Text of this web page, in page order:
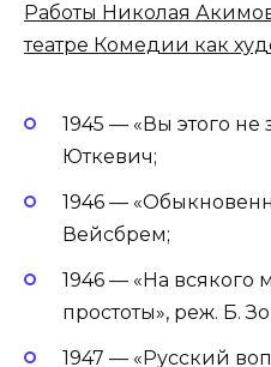
Работы Николая
театре Комедии как
1945 — «Вы этого не
Юткевич;
1946 —
Вейсбрем;
1946 — «На всякого
простоты», реж. Б.
1947 — «Русский